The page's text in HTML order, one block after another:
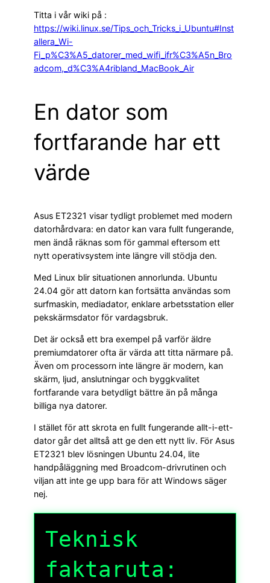
Titta i vår wiki på :
https://wiki.linux.se/Tips_och_Tricks_i_Ubuntu#Inst
allera_Wi-
Fi_p%C3%A5_datorer_med_wifi_ifr%C3%A5n_Bro
adcom,_d%C3%A4ribland_MacBook_Air
En dator som
fortfarande har ett
värde
Asus ET2321 visar tydligt problemet med modern
datorhårdvara: en dator kan vara fullt fungerande,
men ändå räknas som för gammal eftersom ett
nytt operativsystem inte längre vill stödja den.
Med Linux blir situationen annorlunda. Ubuntu
24.04 gör att datorn kan fortsätta användas som
surfmaskin, mediadator, enklare arbetsstation eller
pekskärmsdator för vardagsbruk.
Det är också ett bra exempel på varför äldre
premiumdatorer ofta är värda att titta närmare på.
Även om processorn inte längre är modern, kan
skärm, ljud, anslutningar och byggkvalitet
fortfarande vara betydligt bättre än på många
billiga nya datorer.
I stället för att skrota en fullt fungerande allt-i-ett-
dator går det alltså att ge den ett nytt liv. För Asus
ET2321 blev lösningen Ubuntu 24.04, lite
handpåläggning med Broadcom-drivrutinen och
viljan att inte ge upp bara för att Windows säger
nej.
Teknisk
faktaruta: